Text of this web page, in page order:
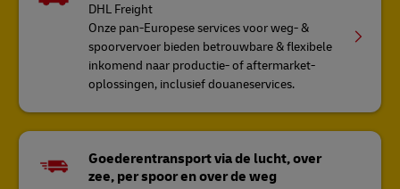
DHL Freight
Onze pan-Europese services voor weg- &
spoorvervoer bieden betrouwbare & flexibele
inkomend naar productie- of aftermarket-
oplossingen, inclusief douaneservices.
Goederentransport via de lucht, over
zee, per spoor en over de weg